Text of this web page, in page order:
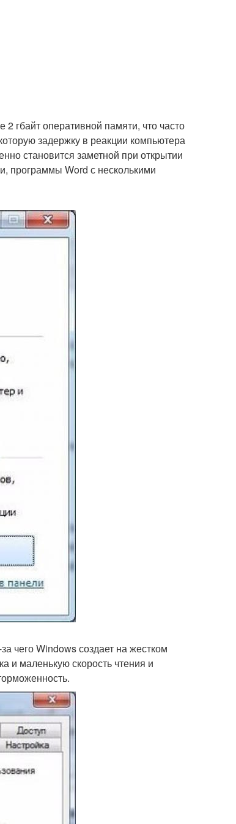
гбайт оперативной памяти, что часто
задержку в реакции компьютера
становится заметной при открытии
программы Word с несколькими
чего Windows создает на жестком
и маленькую скорость чтения и